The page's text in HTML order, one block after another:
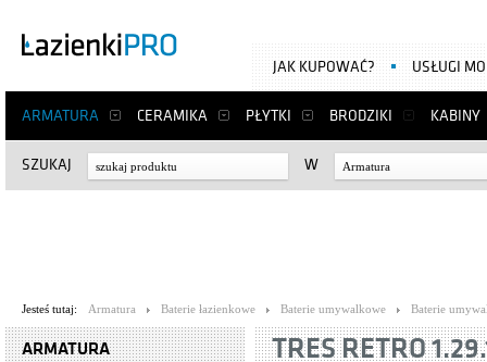
ARMATURA CERAMIKA PŁYTKI BRODZIKI KABINY
JAK KUPOWAĆ? USŁUGI
SZUKAJ W Armatura
Jesteś tutaj: Armatura Baterie łazienkowe Baterie umywalkowe Baterie
ARMATURA TRES RETRO